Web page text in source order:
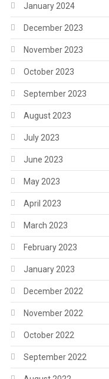
January 2024
December 2023
November 2023
October 2023
September 2023
August 2023
July 2023
June 2023
May 2023
April 2023
March 2023
February 2023
January 2023
December 2022
November 2022
October 2022
September 2022